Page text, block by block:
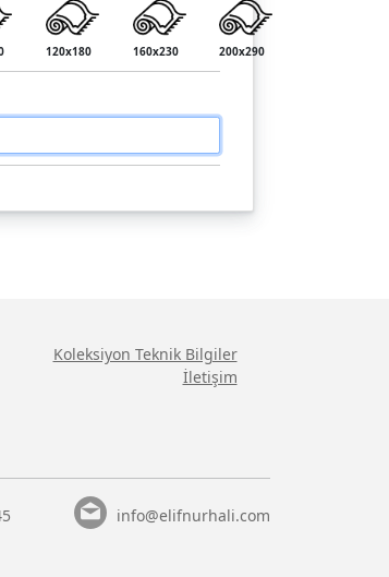
120x180 160x230 200x290
Koleksiyon Teknik Bilgiler
İletişim
info@elifnurhali.com